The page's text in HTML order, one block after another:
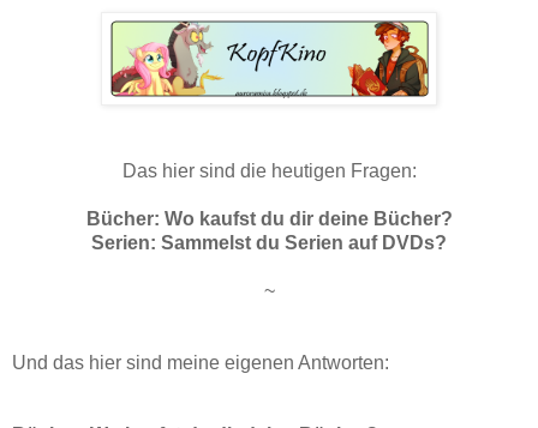
Das hier sind die heutigen Fragen:
Bücher: Wo kaufst du dir deine Bücher?
Serien: Sammelst du Serien auf DVDs?
~
Und das hier sind meine eigenen Antworten: